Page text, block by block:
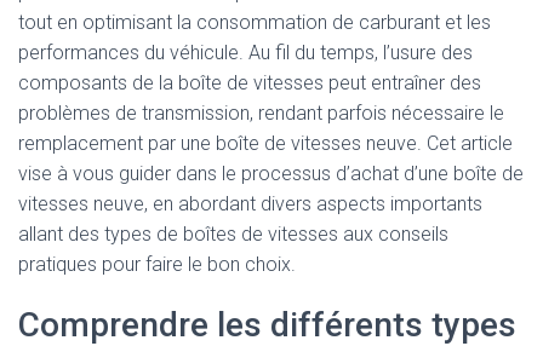
tout en optimisant la consommation de carburant et les
performances du véhicule. Au fil du temps, l’usure des
composants de la boîte de vitesses peut entraîner des
problèmes de transmission, rendant parfois nécessaire le
remplacement par une boîte de vitesses neuve. Cet article
vise à vous guider dans le processus d’achat d’une boîte de
vitesses neuve, en abordant divers aspects importants
allant des types de boîtes de vitesses aux conseils
pratiques pour faire le bon choix.
Comprendre les différents types